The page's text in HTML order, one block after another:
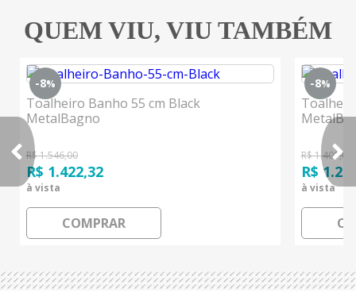
QUEM VIU, VIU TAMBÉM
-8%
Toalheiro Banho 55 cm Black
MetalBagno
R$ 1.546,00
R$ 1.422,32
à vista
COMPRAR
-8%
R$ 1.401,00
R$
à vista